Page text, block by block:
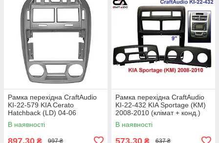
Рамка перехідна CraftAudio
KI-22-579 KIA Cerato
Hatchback (LD) 04-06
В наявності
897,30 ₴ 997 ₴
Рамка перехідна CraftAudio
KI-22-432 KIA Sportage (KM)
2008-2010 (клімат + конд.)
В наявності
573,30 ₴ 637 ₴